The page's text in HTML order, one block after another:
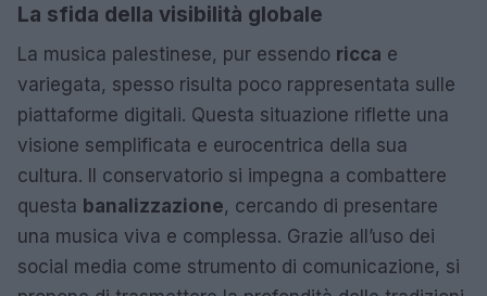
La sfida della visibilità globale
La musica palestinese, pur essendo ricca e
variegata, spesso risulta poco rappresentata sulle
piattaforme digitali. Questa situazione riflette una
visione semplificata e eurocentrica della sua
cultura. Il conservatorio si impegna a combattere
questa banalizzazione, cercando di presentare
una musica viva e complessa. Grazie all’uso dei
social media come strumento di comunicazione, si